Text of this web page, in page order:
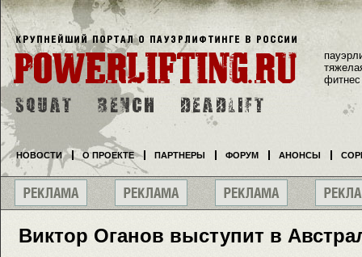
Виктор Оганов выступит в
фитнес
НОВОСТИ О ПРОЕКТЕ ПАРТНЕРЫ ФОРУМ АНОНСЫ